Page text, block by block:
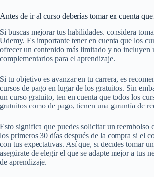
Antes de ir al curso deberías tomar en cuenta
Si buscas mejorar tus habilidades, considera
Udemy. Es importante tener en cuenta que los
ofrecer un contenido más limitado y no incluyen
complementarios para el aprendizaje.
Si tu objetivo es avanzar en tu carrera, es
cursos de pago en lugar de los gratuitos. Sin
un curso gratuito, ten en cuenta que todos los
gratuitos como de pago, tienen una garantía de
Esto significa que puedes solicitar un reembolso
los primeros 30 días después de la compra si el
con tus expectativas. Así que, si decides tomar
asegúrate de elegir el que se adapte mejor a tus
de aprendizaje.